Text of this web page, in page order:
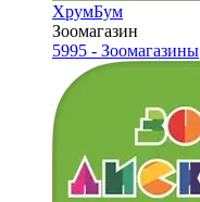
ХрумБум
Зоомагазин
5995 - Зоомагазины